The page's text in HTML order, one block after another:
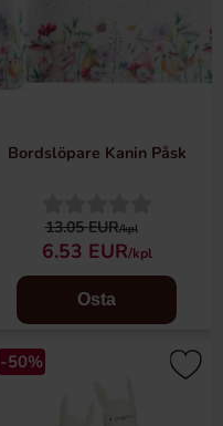
Bordslöpare Kanin Påsk
13.05 EUR/kpl
6.53 EUR/kpl
Osta
-50%